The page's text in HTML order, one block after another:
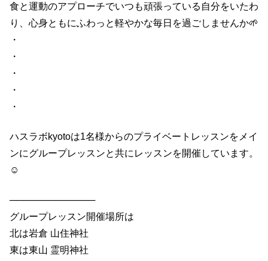
食と運動のアプローチでいつも頑張っている自分をいたわ
り、心身ともにふわっと軽やかな毎日を過ごしませんか🌱
・
・
・
・
・
ハスラボkyotoは1名様からのプライベートレッスンをメイ
ンにグループレッスンと共にレッスンを開催しています。
☺️
─────────────
グループレッスン開催場所は
北は岩倉 山住神社
東は東山 霊明神社